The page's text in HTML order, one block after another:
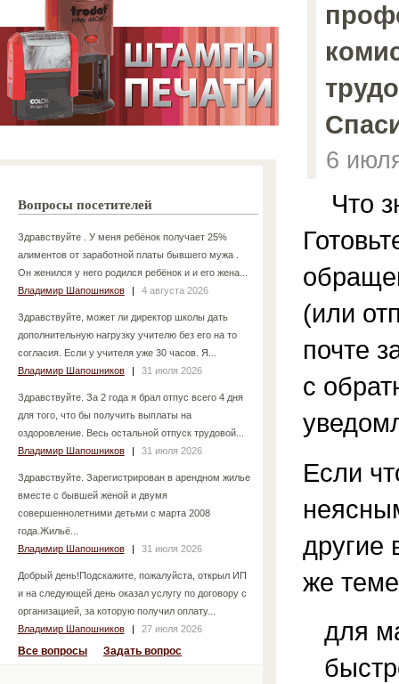
Вопросы посетителей
Здравствуйте . У меня ребёнок получает 25%
алиментов от заработной платы бывшего мужа .
Он женился у него родился ребёнок и и его жена...
Владимир Шапошников
| 4 августа 2026
Здравствуйте, может ли директор школы дать
дополнительную нагрузку учителю без его на то
согласия. Если у учителя уже 30 часов. Я...
Владимир Шапошников
| 31 июля 2026
Здравствуйте. За 2 года я брал отпус всего 4 дня
для того, что бы получить выплаты на
оздоровление. Весь остальной отпуск трудовой...
Владимир Шапошников
| 31 июля 2026
Здравствуйте. Зарегистрирован в арендном жилье
вместе с бывшей женой и двумя
совершеннолетними детьми с марта 2008
года.Жильё...
Владимир Шапошников
| 31 июля 2026
Добрый день!Подскажите, пожалуйста, открыл ИП
и на следующей день оказал услугу по договору с
организацией, за которую получил оплату...
Владимир Шапошников
| 27 июля 2026
Все вопросы Задать вопрос
6
Что
(или
почте
с
Если
другие
же
для